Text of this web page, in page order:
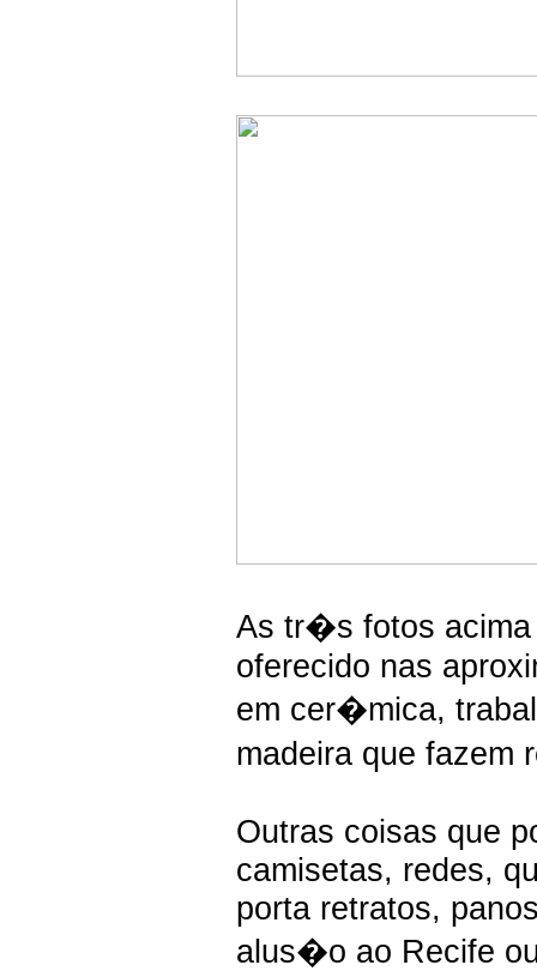
As tr�s fotos
oferecido nas
em cer�mica,
madeira que
Outras coisas que
camisetas, redes,
porta retratos,
alus�o ao Recife